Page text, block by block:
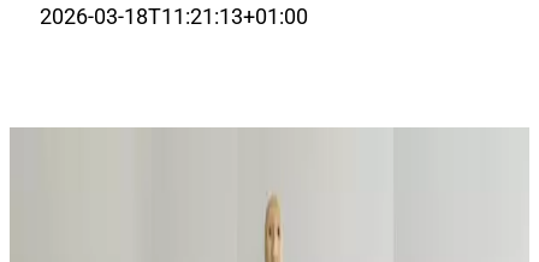
2026-03-18T11:21:13+01:00